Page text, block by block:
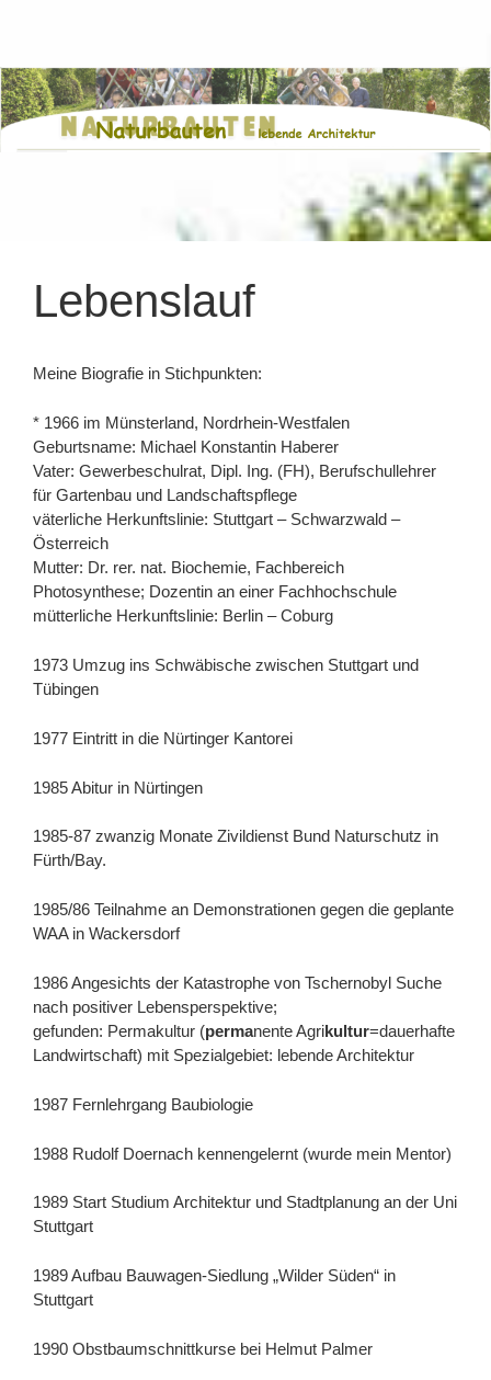
Lebenslauf
Meine Biografie in Stichpunkten:
* 1966 im Münsterland, Nordrhein-Westfalen
Geburtsname: Michael Konstantin Haberer
Vater: Gewerbeschulrat, Dipl. Ing. (FH), Berufschullehrer
für Gartenbau und Landschaftspflege
väterliche Herkunftslinie: Stuttgart – Schwarzwald –
Österreich
Mutter: Dr. rer. nat. Biochemie, Fachbereich
Photosynthese; Dozentin an einer Fachhochschule
mütterliche Herkunftslinie: Berlin – Coburg
1973 Umzug ins Schwäbische zwischen Stuttgart und
Tübingen
1977 Eintritt in die Nürtinger Kantorei
1985 Abitur in Nürtingen
1985-87 zwanzig Monate Zivildienst Bund Naturschutz in
Fürth/Bay.
1985/86 Teilnahme an Demonstrationen gegen die geplante
WAA in Wackersdorf
1986 Angesichts der Katastrophe von Tschernobyl Suche
nach positiver Lebensperspektive;
gefunden: Permakultur (permanente Agrikultur=dauerhafte
Landwirtschaft) mit Spezialgebiet: lebende Architektur
1987 Fernlehrgang Baubiologie
1988 Rudolf Doernach kennengelernt (wurde mein Mentor)
1989 Start Studium Architektur und Stadtplanung an der Uni
Stuttgart
1989 Aufbau Bauwagen-Siedlung „Wilder Süden“ in
Stuttgart
1990 Obstbaumschnittkurse bei Helmut Palmer